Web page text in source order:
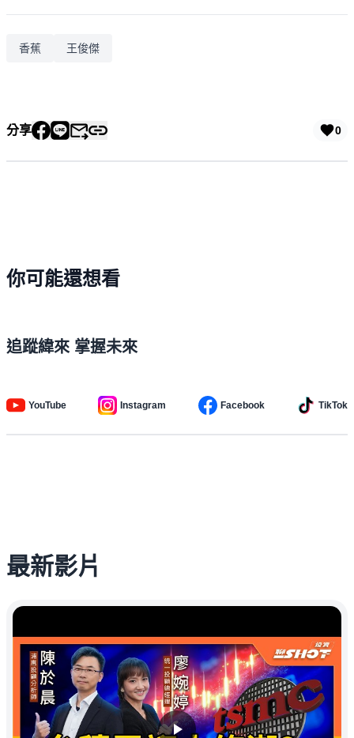
香蕉 王俊傑
分享 0
你可能還想看
追蹤緯來 掌握未來
YouTube Instagram Facebook TikTok
最新影片